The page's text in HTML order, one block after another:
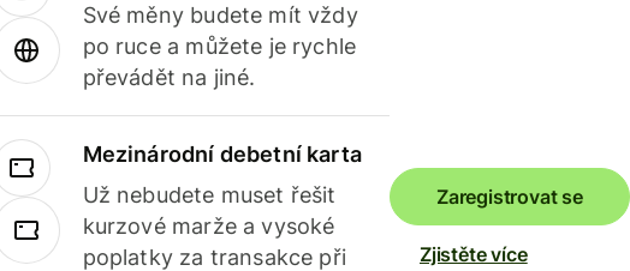
Své měny budete mít vždy
po ruce a můžete je rychle
převádět na jiné.
Mezinárodní debetní karta
Už nebudete muset řešit
kurzové marže a vysoké
poplatky za transakce při
Zaregistrovat se
Zjistěte více